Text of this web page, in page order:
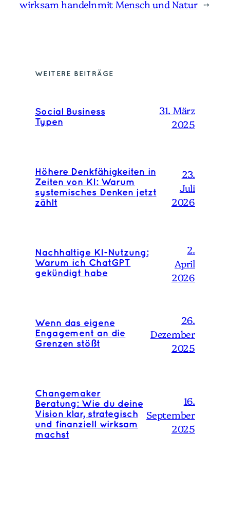
wirksam handelnmit Mensch und Natur →
WEITERE BEITRÄGE
Social Business
Typen
31. März
2025
Höhere Denkfähigkeiten in
Zeiten von KI: Warum
systemisches Denken jetzt
zählt
23.
Juli
2026
Nachhaltige KI-Nutzung:
Warum ich ChatGPT
gekündigt habe
2.
April
2026
Wenn das eigene
Engagement an die
Grenzen stößt
26.
Dezember
2025
Changemaker
Beratung: Wie du deine
Vision klar, strategisch
und finanziell wirksam
machst
16.
September
2025